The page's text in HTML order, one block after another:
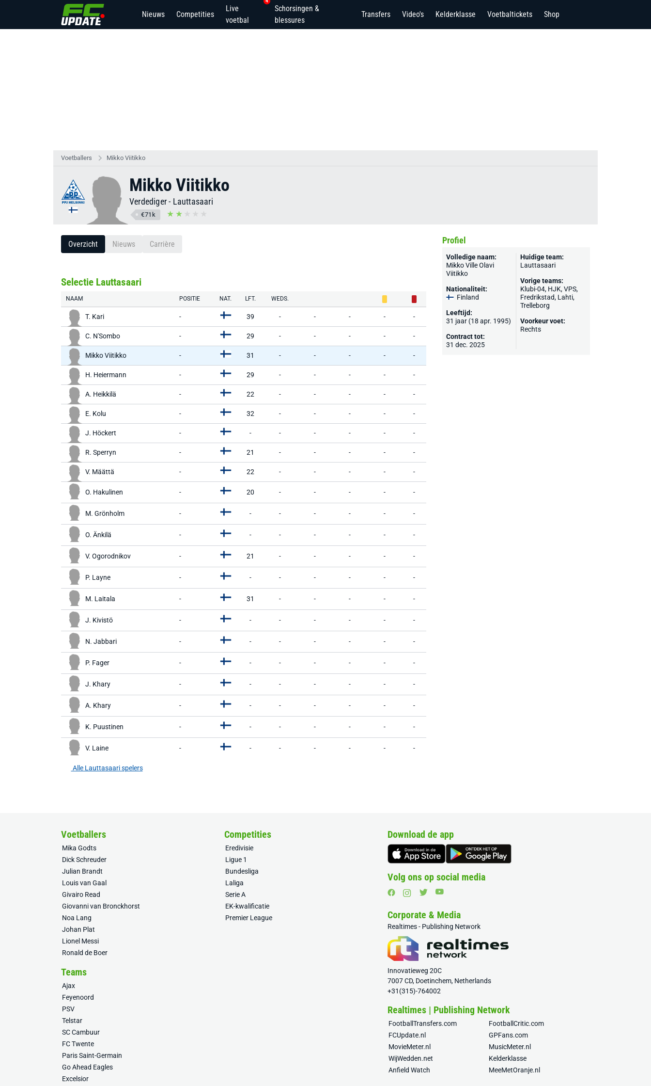
Nieuws Competities
Live
voetbal
Schorsingen &
blessures
Transfers Video's Kelderklasse Voetbaltickets Shop
Voetballers Mikko Viitikko
Mikko Viitikko
Verdediger- Lauttasaari
€71k
Overzicht Nieuws Carrière
Selectie Lauttasaari
NAAM POSITIE NAT. LFT. WEDS.
T. Kari - 39 - - - - -
C. N'Sombo - 29 - - - - -
Mikko Viitikko - 31 - - - - -
H. Heiermann - 29 - - - - -
A. Heikkilä - 22 - - - - -
E. Kolu - 32 - - - - -
J. Höckert - - - - - - -
R. Sperryn - 21 - - - - -
V. Määttä - 22 - - - - -
O. Hakulinen - 20 - - - - -
M. Grönholm - - - - - - -
O. Änkilä - - - - - - -
V. Ogorodnikov - 21 - - - - -
P. Layne - - - - - - -
M. Laitala - 31 - - - - -
J. Kivistö - - - - - - -
N. Jabbari - - - - - - -
P. Fager - - - - - - -
J. Khary - - - - - - -
A. Khary - - - - - - -
K. Puustinen - - - - - - -
V. Laine - - - - - - -
Alle Lauttasaari spelers
Profiel
Volledige naam:
Mikko Ville Olavi
Viitikko
Nationaliteit:
Finland
Leeftijd:
31 jaar (18 apr. 1995)
Contract tot:
31 dec. 2025
Huidige team:
Lauttasaari
Vorige teams:
Klubi-04, HJK,VPS,
Fredrikstad, Lahti,
Trelleborg
Voorkeur voet:
Rechts
Voetballers
Mika Godts
Dick Schreuder
Julian Brandt
Louis van Gaal
Givairo Read
Giovanni van Bronckhorst
Noa Lang
Johan Plat
Lionel Messi
Ronald de Boer
Competities
Eredivisie
Ligue 1
Bundesliga
Laliga
Serie A
EK-kwalificatie
Premier League
Teams
Ajax
Feyenoord
PSV
Telstar
SC Cambuur
FC Twente
Paris Saint-Germain
Go Ahead Eagles
Excelsior
Download de app
Volg ons op social media
Corporate & Media
Realtimes - Publishing Network
Innovatieweg 20C
7007 CD, Doetinchem, Netherlands
+31(315)-764002
Realtimes | Publishing Network
FootballTransfers.com
FootballCritic.com
FCUpdate.nl
GPFans.com
MovieMeter.nl
MusicMeter.nl
WijWedden.net
Kelderklasse
Anfield Watch
MeeMetOranje.nl